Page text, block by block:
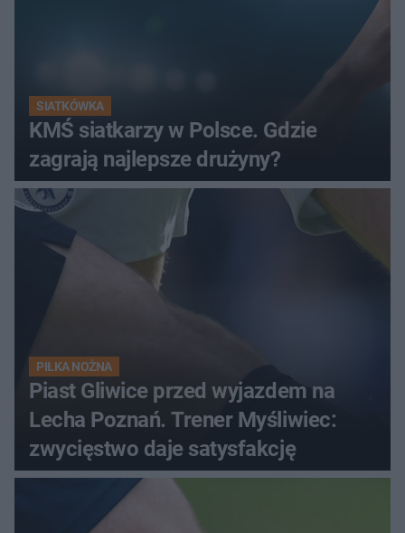
SIATKÓWKA
KMŚ siatkarzy w Polsce. Gdzie
zagrają najlepsze drużyny?
PIŁKA NOŻNA
Piast Gliwice przed wyjazdem na
Lecha Poznań. Trener Myśliwiec:
zwycięstwo daje satysfakcję